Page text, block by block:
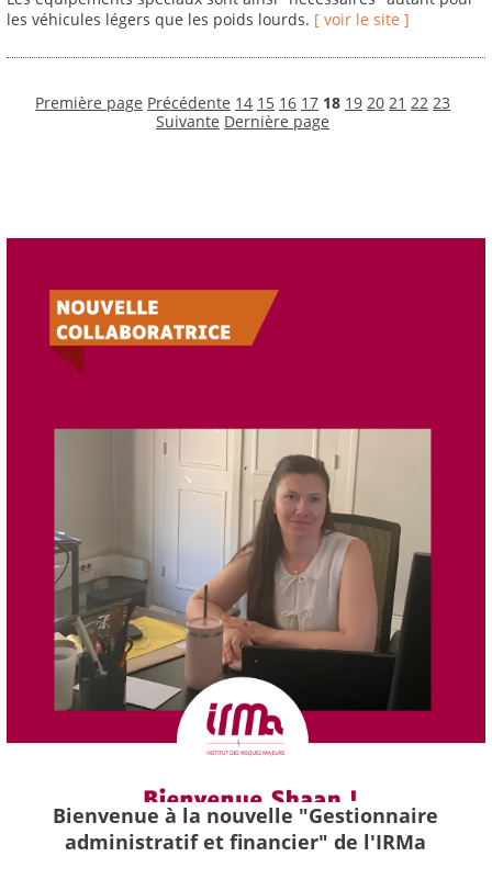
les véhicules légers que les poids lourds. [ voir le site ]
Première page Précédente 14 15 16 17 18 19 20 21 22 23
Suivante Dernière page
Bienvenue à la nouvelle "Gestionnaire
administratif et financier" de l'IRMa